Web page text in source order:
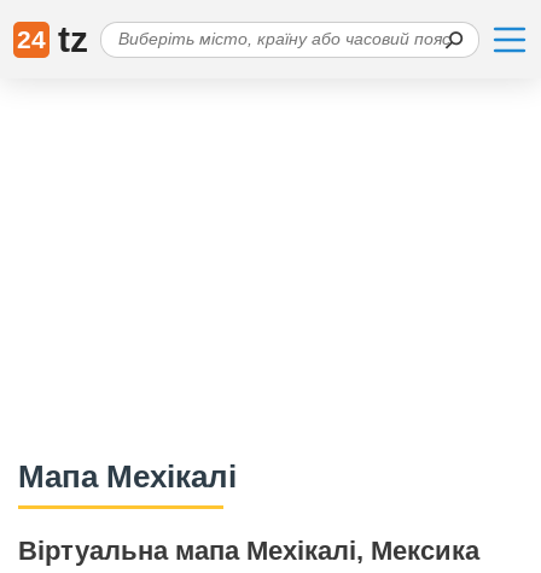
24 tz
Мапа Мехікалі
Віртуальна мапа Мехікалі, Мексика